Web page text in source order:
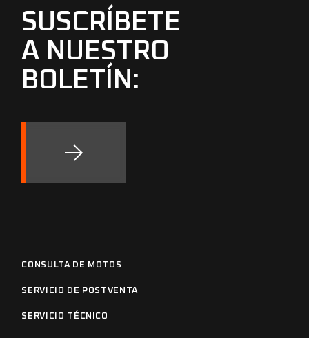
SUSCRÍBETE
A NUESTRO
BOLETÍN:
CONSULTA DE MOTOS
SERVICIO DE POSTVENTA
SERVICIO TÉCNICO